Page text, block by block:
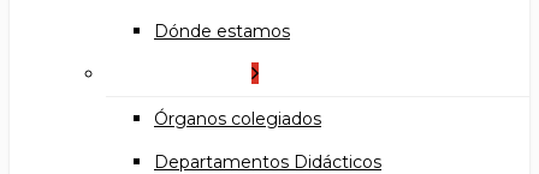
Dónde estamos
Órganos colegiados
Departamentos Didácticos